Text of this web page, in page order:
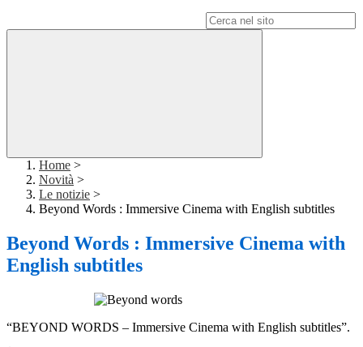
Home >
Novità >
Le notizie >
Beyond Words : Immersive Cinema with English subtitles
Beyond Words : Immersive Cinema with
English subtitles
“BEYOND WORDS – Immersive Cinema with English subtitles”.